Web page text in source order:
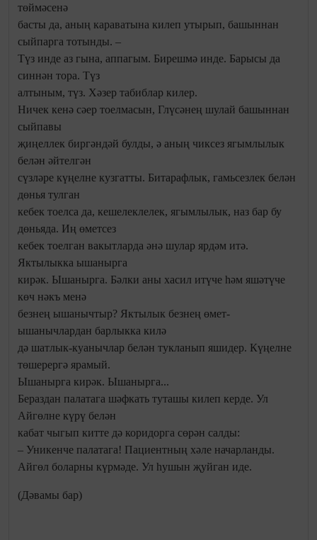
төймәсенә
басты да, аның караватына килеп утырып, башыннан
сыйпарга тотынды. –
Түз инде аз гына, аппагым. Бирешмә инде. Барысы да
синнән тора. Түз
алтыным, түз. Хәзер табиблар килер.
Ничек кенә сәер тоелмасын, Глүсәнең шулай башыннан
сыйпавы
җиңеллек биргәндәй булды, ә аның чиксез ягымлылык
белән әйтелгән
сүзләре күңелне кузгатты. Битарафлык, гамьсезлек белән
дөнья тулган
кебек тоелса да, кешелеклелек, ягымлылык, наз бар бу
дөньяда. Иң өметсез
кебек тоелган вакытларда әнә шулар ярдәм итә.
Яктылыкка ышанырга
кирәк. Ышанырга. Бәлки аны хасил итүче һәм яшәтүче
көч нәкъ менә
безнең ышанычтыр? Яктылык безнең өмет-
ышанычлардан барлыкка килә
дә шатлык-куанычлар белән тукланып яшидер. Күңелне
төшерергә ярамый.
Ышанырга кирәк. Ышанырга...
Бераздан палатага шәфкать туташы килеп керде. Ул
Айгөлне күрү белән
кабат чыгып китте дә коридорга сөрән салды:
– Уникенче палатага! Пациентның хәле начарланды.
Айгөл боларны күрмәде. Ул һушын җуйган иде.
(Дәвамы бар)